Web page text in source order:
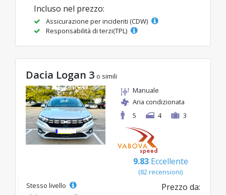
Incluso nel prezzo:
Assicurazione per incidenti (CDW)
Responsabilità di terzi(TPL)
Dacia Logan 3 o simili
Manuale
Aria condizionata
5
4 3
9.83 Eccellente
(82 recensioni)
Stesso livello
Prezzo da: